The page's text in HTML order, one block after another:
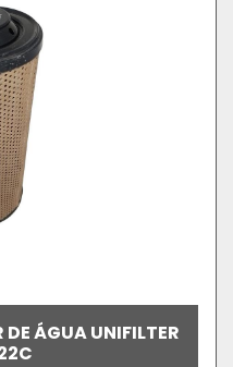
DE ÁGUA UNIFILTER